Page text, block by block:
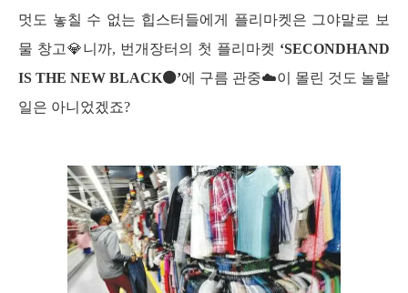
멋도 놓칠 수 없는 힙스터들에게 플리마켓은 그야말로 보
물 창고💎니까, 번개장터의 첫 플리마켓 ‘SECONDHAND
IS THE NEW BLACK⚫’에 구름 관중☁️이 몰린 것도 놀랄
일은 아니었겠죠?